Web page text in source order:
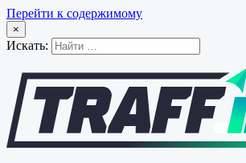
Перейти к содержимому
×
Искать: